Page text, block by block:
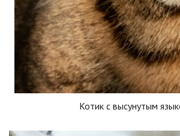
Котик с высунутым